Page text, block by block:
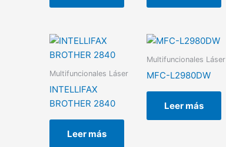
Multifuncionales Láser
INTELLIFAX
BROTHER 2840
Leer más
Multifuncionales Láser
MFC-L2980DW
Leer más